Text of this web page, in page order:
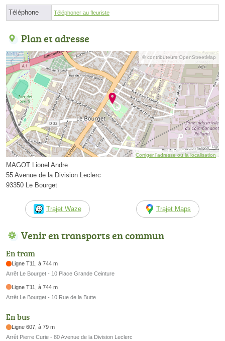
Téléphone Téléphoner au fleuriste
Plan et adresse
© contributeurs OpenStreetMap
Corriger l’adresse ou la localisation
MAGOT Lionel Andre
55 Avenue de la Division Leclerc
93350 Le Bourget
Trajet Waze Trajet Maps
Venir en transports en commun
En tram
Ligne T11, à 744 m
Arrêt Le Bourget - 10 Place Grande Ceinture
Ligne T11, à 744 m
Arrêt Le Bourget - 10 Rue de la Butte
En bus
Ligne 607, à 79 m
Arrêt Pierre Curie - 80 Avenue de la Division Leclerc